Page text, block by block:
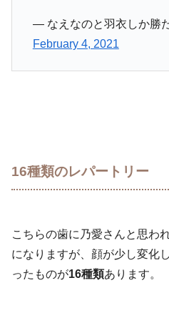
— なえなのと羽衣しか勝
February 4, 2021
16種類のレパートリー
こちらの歯に乃愛さんと思わ
になりますが、顔が少し変化
ったものが16種類あります。